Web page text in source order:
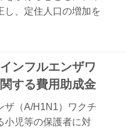
し、定住人口の増加を
ンフルエンザワ
する費用助成金
ザ（A/H1N1）ワクチ
小児等の保護者に対